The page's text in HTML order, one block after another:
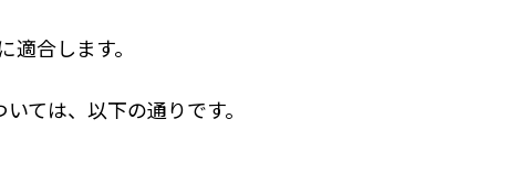
適合します。
ては、以下の通りです。